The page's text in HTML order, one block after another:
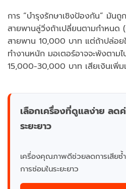
การ “บำรุงรักษาเชิงป้องกัน” มันถู
สายพานลู่วิ่งถ้าเปลี่ยนตามกำหนด
สายพาน 10,000 บาท แต่ถ้าปล่อย
ทำงานหนัก มอเตอร์อาจจะพังตาม
15,000-30,000 บาท เสียเงินเพิ่ม
เลือกเครื่องที่ดูแลง่าย ลด
ระยะยาว
เครื่องคุณภาพดีช่วยลดการเสียซ้
การซ่อมในระยะยาว